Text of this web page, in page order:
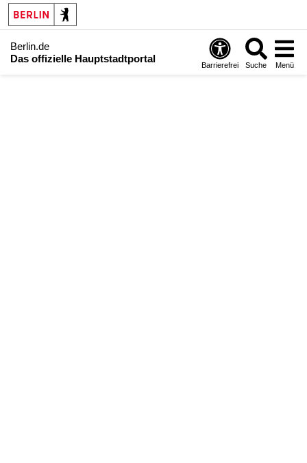
Berlin.de
Das offizielle Hauptstadtportal
Barrierefrei Suche Menü